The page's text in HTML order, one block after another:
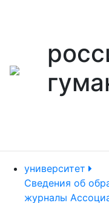
университет
Сведения об
журналы